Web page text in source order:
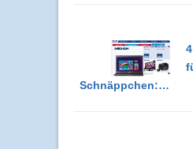
Schnäppchen:…